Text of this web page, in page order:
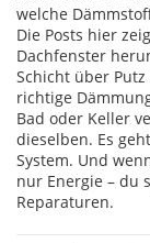
welche
Die Posts hier
Dachfenster
Schicht über
richtige
Bad oder Keller
dieselben. Es
System. Und
nur Energie – du
Reparaturen.